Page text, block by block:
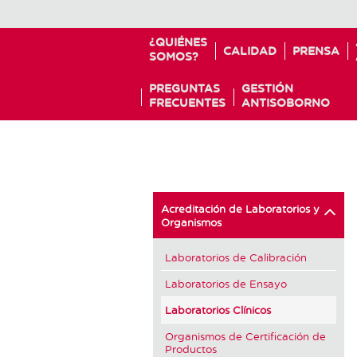
¿QUIÉNES
SOMOS?
CALIDAD PRENSA
PREGUNTAS
FRECUENTES
GESTIÓN
ANTISOBORNO
Acreditación de Laboratorios y
Organismos
Laboratorios de Calibración
Laboratorios de Ensayo
Laboratorios Clínicos
Organismos de Certificación de
Productos